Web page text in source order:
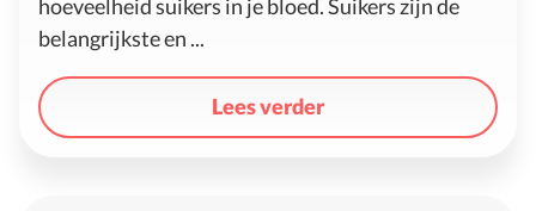
hoeveelheid suikers in je bloed. Suikers zijn de
belangrijkste en ...
Lees verder